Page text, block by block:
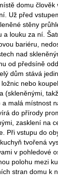
domu
Už před
stěny
a louku za ní.
bariéru,
nad
od předsíně
dům stává
nebo
(skleněnými,
a malá místnost
do přírody
zasklení na
Při vstupu do
tvořená
v pohledové
polohu mezi
stran domu k